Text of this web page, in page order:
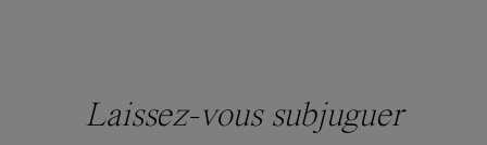
Laissez-vous subjuguer